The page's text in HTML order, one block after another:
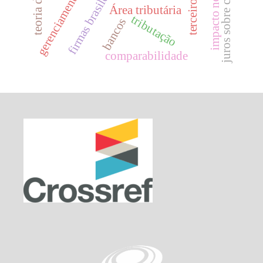
Área tributária
tributação
bancos
comparabilidade